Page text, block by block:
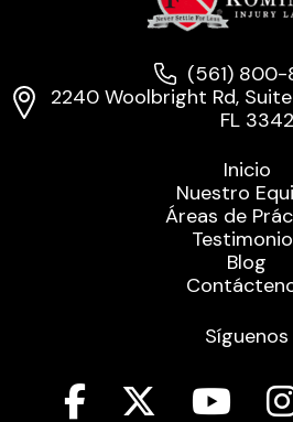
(561)
2240 Woolbright Rd,
FL
Inicio
Nuestro
Áreas de
Blog
Síguenos